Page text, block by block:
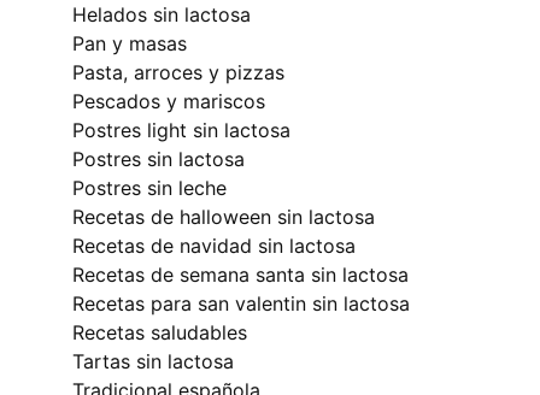
helados sin lactosa
pan y masas
pasta, arroces y pizzas
pescados y mariscos
postres light sin lactosa
postres sin lactosa
postres sin leche
recetas de halloween sin lactosa
recetas de navidad sin lactosa
recetas de semana santa sin lactosa
recetas para san valentin sin lactosa
recetas saludables
tartas sin lactosa
tradicional española